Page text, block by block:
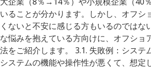
いることが分かります。しかし、オフシ
くないと不安に感じる方もいるのではな
な悩みを抱えている方向けに、オフショ
法をご紹介します。 3.1. 失敗例：システ
システムの機能や操作性が悪くて、想定